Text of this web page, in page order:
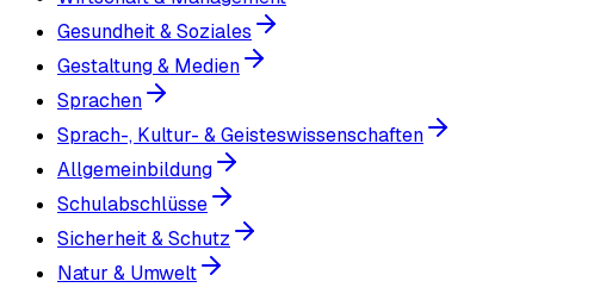
Gesundheit & Soziales
Gestaltung & Medien
Sprachen
Sprach-, Kultur- & Geisteswissenschaften
Allgemeinbildung
Schulabschlüsse
Sicherheit & Schutz
Natur & Umwelt